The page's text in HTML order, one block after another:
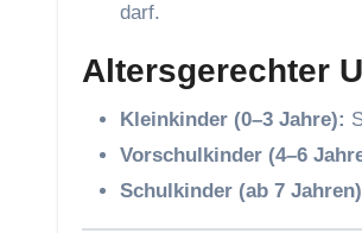
darf.
Altersgerechter
Kleinkinder (0–3 Jahre):
Vorschulkinder (4–6
Schulkinder (ab 7